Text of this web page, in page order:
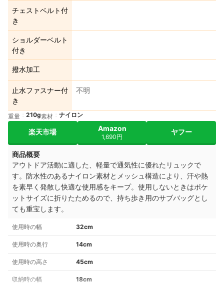
チェストベルト付
き
ショルダーベルト
付き
撥水加工
止水ファスナー付
き
不明
重量 210g素材 ナイロン
楽天市場 Amazon
1,690円
ヤフー
商品概要
アウトドア活動に適した、軽量で通気性に優れたリュックで
す。防水性のあるナイロン素材とメッシュ構造により、汗や熱
を素早く発散し快適な使用感をキープ。使用しないときはポケ
ットサイズに折りたためるので、持ち歩き用のサブバッグとし
ても重宝します。
使用時の幅 32cm
使用時の奥行 14cm
使用時の高さ 45cm
収納時の幅 18cm